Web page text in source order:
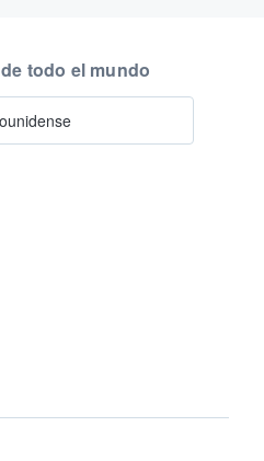
todo el mundo